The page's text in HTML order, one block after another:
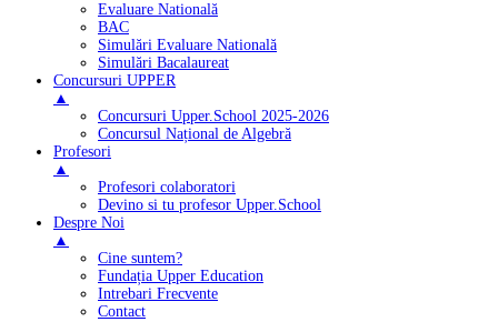
Evaluare Natională
BAC
Simulări Evaluare Natională
Simulări Bacalaureat
Concursuri UPPER
▲
Concursuri Upper.School 2025-2026
Concursul Național de Algebră
Profesori
▲
Profesori colaboratori
Devino si tu profesor Upper.School
Despre Noi
▲
Cine suntem?
Fundația Upper Education
Intrebari Frecvente
Contact